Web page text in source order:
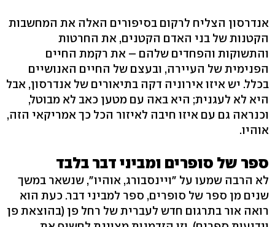
אנדרסון הצליח לרקום בסיפורים האלה את המחשבות
הקטנות של בני האדם הקטנים, את החרטות
והתשוקות והפחדים שלהם – את רקמת החיים
הפנימית של העיירה, ובעצם של החיים האנושיים
בכלל. יש איזו אירוניה דקה בתיאורים של אנדרסון, אבל
היא לא לעגנית; היא באה עם מטען כאב לא מבוטל,
וכנראה גם עם איזו חיבה לאיזור הכל כך אמריקאי הזה,
אוהיו.
ספר של סופרים ומביני דבר בלבד
לא הרבה שמעו על "ויינסבורג, אוהיו", שנשאר במשך
שנים מן ספר של סופרים, ספר למביני דבר. כעת הוא
רואה אור בתרגום חדש לעברית של רחל פן (בהוצאת פן